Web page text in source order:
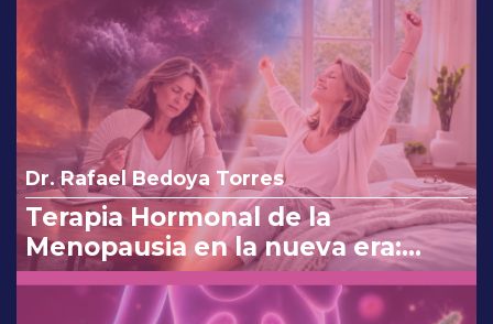
Dr. Rafael Bedoya Torres
Terapia Hormonal de la
Menopausia en la nueva era:
reinterpretando los cambios de
la FDA.